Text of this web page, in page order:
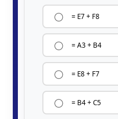
= E7 + F8
= A3 + B4
= E8 + F7
= B4 + C5